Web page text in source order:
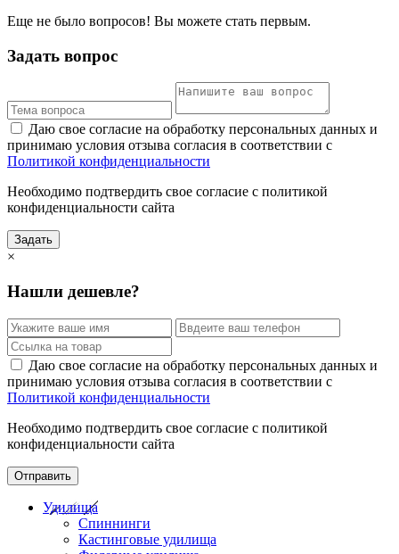
Еще не было вопросов! Вы можете стать первым.
Задать вопрос
Даю свое согласие на обработку персональных данных и
принимаю условия отзыва согласия в соответствии с
Политикой конфиденциальности
Необходимо подтвердить свое согласие с политикой
конфиденциальности сайта
Задать
×
Нашли дешевле?
Даю свое согласие на обработку персональных данных и
принимаю условия отзыва согласия в соответствии с
Политикой конфиденциальности
Необходимо подтвердить свое согласие с политикой
конфиденциальности сайта
Отправить
Удилища
Спиннинги
Кастинговые удилища